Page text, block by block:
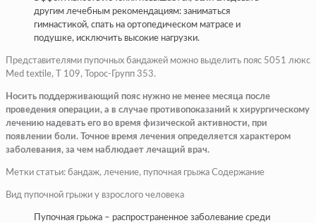
другим лечебным рекомендациям: заниматься
гимнастикой, спать на ортопедическом матрасе и
подушке, исключить высокие нагрузки.
Представителями пупочных бандажей можно выделить пояс 5051 люкс
Med textile, T 109, Торос-Групп 353.
Носить поддерживающий пояс нужно не менее месяца после
проведения операции, а в случае противопоказаний к хирургическому
лечению надевать его во время физической активности, при
появлении боли. Точное время лечения определяется характером
заболевания, за чем наблюдает лечащий врач.
Метки статьи: бандаж, лечение, пупочная грыжа Содержание
Вид пупочной грыжи у взрослого человека
Пупочная грыжа – распространенное заболевание среди